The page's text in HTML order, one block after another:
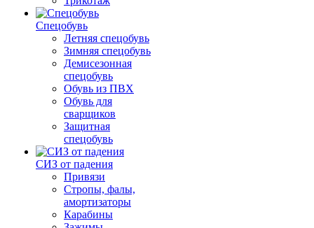
Спецобувь
Летняя спецобувь
Зимняя спецобувь
Демисезонная
спецобувь
Обувь из ПВХ
Обувь для
сварщиков
Защитная
спецобувь
СИЗ от падения
Привязи
Стропы, фалы,
амортизаторы
Карабины